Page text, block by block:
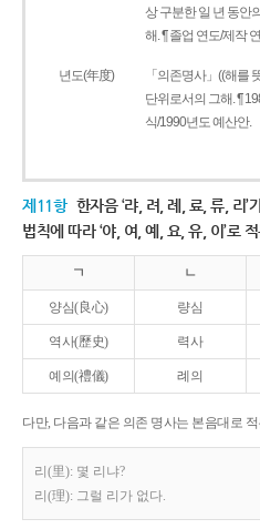
상 구분한 일 년 동안
해. ¶ 졸업 연도/제작
년도(年度)
「의존명사」((해를
단위로서의 그해. ¶
식/1990년도 예산안.
제11항 한자음 ‘랴, 려, 례, 료, 류, 리
법칙에 따라 ‘야, 여, 예, 요, 유, 이’로
ㄱ ㄴ
양심(良心) 량심
역사(歷史) 력사
예의(禮儀) 례의
다만, 다음과 같은 의존 명사는 본음대로 적
리(里): 몇 리냐?
리(理): 그럴 리가 없다.